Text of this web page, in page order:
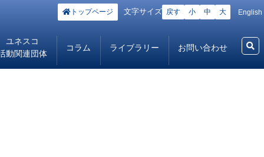
トップページ 文字サイズ 戻す 小 中 大 English
ユネスコ
動関連団体
コラム ライブラリー お問い合わせ